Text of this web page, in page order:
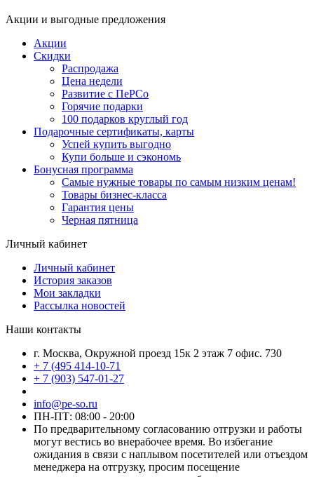
Акции и выгодные предложения
Акции
Скидки
Распродажа
Цена недели
Развитие с ПеРСо
Горячие подарки
100 подарков круглый год
Подарочные сертификаты, карты
Успей купить выгодно
Купи больше и сэкономь
Бонусная программа
Самые нужные товары по самым низким ценам!
Товары бизнес-класса
Гарантия цены
Черная пятница
Личный кабинет
Личный кабинет
История заказов
Мои закладки
Рассылка новостей
Наши контакты
г. Москва, Окружной проезд 15к 2 этаж 7 офис. 730
+ 7 (495 414-10-71
+ 7 (903) 547-01-27
info@pe-so.ru
ПН-ПТ: 08:00 - 20:00
По предварительному согласованию отгрузки и работы
могут вестись во внерабочее время. Во избегание
ожидания в связи с наплывом посетителей или отъездом
менеджера на отгрузку, просим посещение